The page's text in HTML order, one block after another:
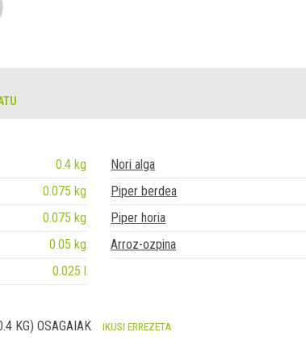
0.4 kg Nori alga
0.075 kg Piper berdea
0.075 kg Piper horia
0.05 kg Arroz-ozpina
0.025 l
KG) OSAGAIAK IKUSI ERREZETA